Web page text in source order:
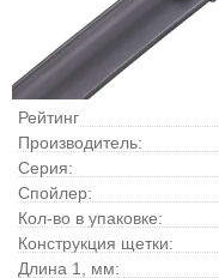
Рейтинг
Производитель:
Серия:
Спойлер:
Кол-во в упаковке:
Конструкция щетки:
Длина 1, мм: